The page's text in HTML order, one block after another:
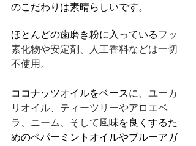
のこだわりは素晴らしいです。
ほとんどの歯磨き粉に入っているフッ
素化物や安定剤、人工香料などは一切
不使用。
ココナッツオイルをベースに、 ユーカ
リオイル、ティーツリーやアロエベ
ラ、ニーム、そして風味を良くするた
めのペパーミントオイルやブルーアガ